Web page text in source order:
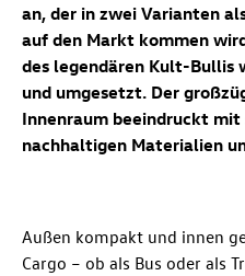
an, der in zwei Varianten
auf den Markt kommen
des legendären Kult-Bullis
und umgesetzt. Der
Innenraum beeindruckt mit
nachhaltigen Materialien
Außen kompakt und innen
Cargo – ob als Bus oder als